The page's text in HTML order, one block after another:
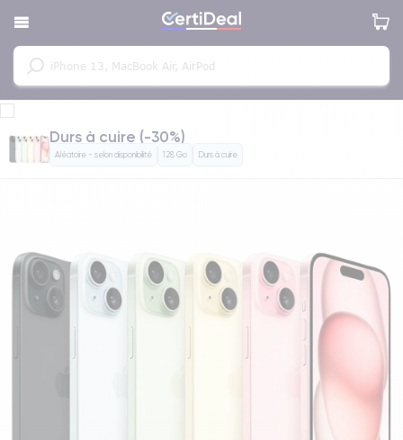
Durs à cuire (-30%)
Aléatoire - selon disponibilité 128 Go Durs à cuire